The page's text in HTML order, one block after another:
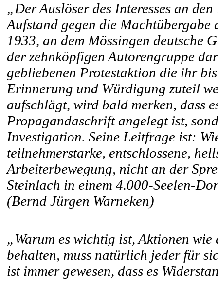
„Der Auslöser des Interesses an
Aufstand gegen die
1933, an dem Mössingen deutsche
der zehnköpfigen Autorengruppe
gebliebenen Protestaktion die ihr
Erinnerung und Würdigung zuteil
aufschlägt, wird bald merken, dass
Propagandaschrift angelegt ist,
Investigation. Seine Leitfrage ist:
teilnehmerstarke, entschlossene,
Arbeiterbewegung, nicht an der
Steinlach in einem 4.000-Seelen-
(Bernd Jürgen Warneken)
„Warum es wichtig ist, Aktionen
behalten, muss natürlich jeder für
ist immer gewesen, dass es